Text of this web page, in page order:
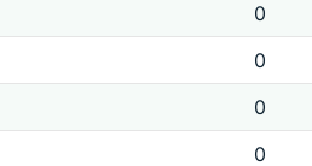
0
0
0
0